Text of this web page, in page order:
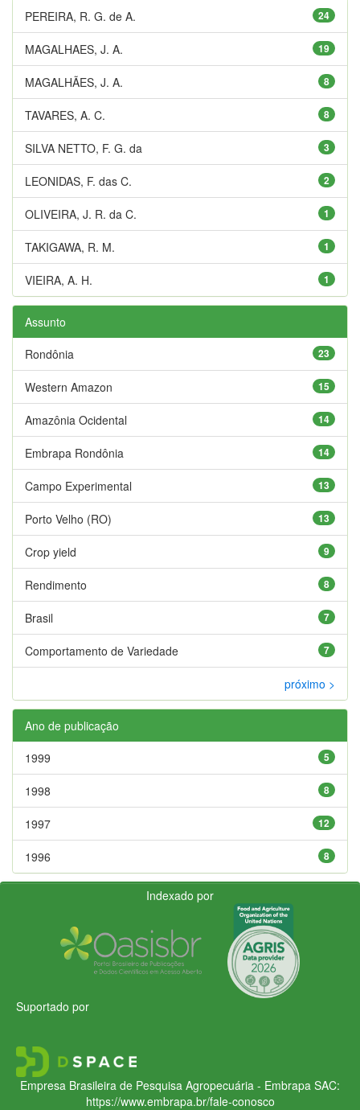
24
PEREIRA, R. G. de A.
19
MAGALHAES, J. A.
8
MAGALHÃES, J. A.
8
TAVARES, A. C.
3
SILVA NETTO, F. G. da
2
LEONIDAS, F. das C.
1
OLIVEIRA, J. R. da C.
1
TAKIGAWA, R. M.
1
VIEIRA, A. H.
Assunto
23
Rondônia
15
Western Amazon
14
Amazônia Ocidental
14
Embrapa Rondônia
13
Campo Experimental
13
Porto Velho (RO)
9
Crop yield
8
Rendimento
7
Brasil
7
Comportamento de Variedade
próximo >
Ano de publicação
5
1999
8
1998
12
1997
8
1996
Indexado por
Suportado por
Empresa Brasileira de Pesquisa Agropecuária - Embrapa SAC:
https://www.embrapa.br/fale-conosco